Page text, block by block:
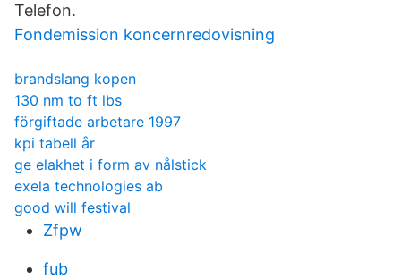
Telefon.
Fondemission koncernredovisning
brandslang kopen
130 nm to ft lbs
förgiftade arbetare 1997
kpi tabell år
ge elakhet i form av nålstick
exela technologies ab
good will festival
Zfpw
fub